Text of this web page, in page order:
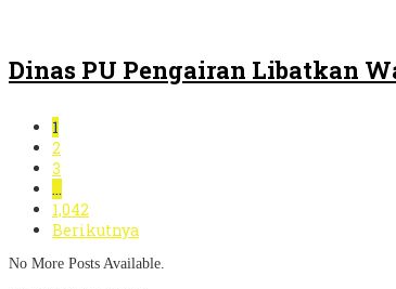
Dinas PU Pengairan Libatkan
1
2
3
…
1,042
Berikutnya
No More Posts Available.